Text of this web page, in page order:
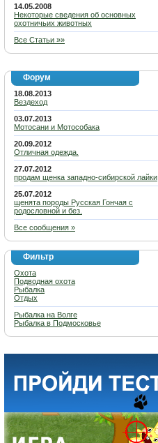
14.05.2008
Некоторые сведения об основных
охотничьих животных
Все Статьи »»
Форум
18.08.2013
Вездеход
03.07.2013
Мотосани и Мотособака
20.09.2012
Отличная одежда.
27.07.2012
продам щенка западно-сибирской лайки
25.07.2012
щенята породы Русская Гончая с
родословной и без.
Все сообщения »
Фильтр
Охота
Подводная охота
Рыбалка
Отдых
Рыбалка на Волге
Рыбалка в Подмосковье